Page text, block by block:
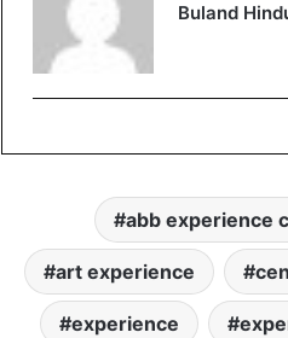
Buland
abb experience
art experience
experience